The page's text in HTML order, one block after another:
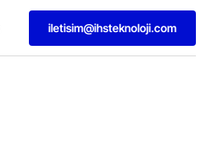
iletisim@ihsteknoloji.com